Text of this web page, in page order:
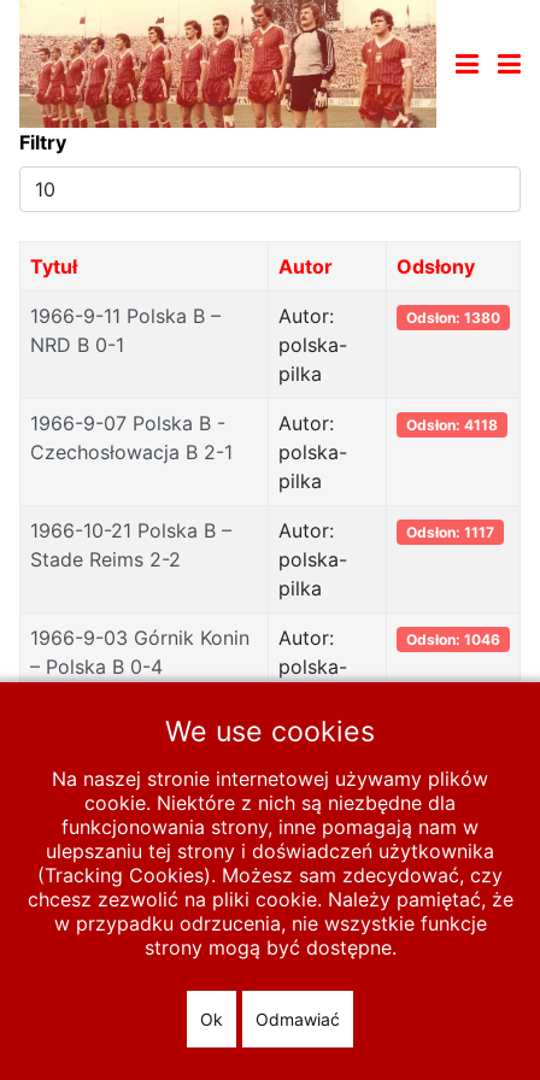
Filtry
Pokaż
#
Tytuł Autor Odsłony
1966-9-11 Polska B –
NRD B 0-1
Autor:
polska-
pilka
Odsłon: 1380
1966-9-07 Polska B -
Czechosłowacja B 2-1
Autor:
polska-
pilka
Odsłon: 4118
1966-10-21 Polska B –
Stade Reims 2-2
Autor:
polska-
pilka
Odsłon: 1117
1966-9-03 Górnik Konin
– Polska B 0-4
Autor:
polska-
Odsłon: 1046
1966-5-18 Polska B –
Bułgaria B 3-2
Autor:
polska-
pilka
Start MECZE Polska B 1961-1970 1966
© 2026 polska-pilka.pl|Tanie strony internetowe
We use cookies
Na naszej stronie internetowej używamy plików
cookie. Niektóre z nich są niezbędne dla
funkcjonowania strony, inne pomagają nam w
ulepszaniu tej strony i doświadczeń użytkownika
(Tracking Cookies). Możesz sam zdecydować, czy
chcesz zezwolić na pliki cookie. Należy pamiętać, że
w przypadku odrzucenia, nie wszystkie funkcje
strony mogą być dostępne.
Ok Odmawiać